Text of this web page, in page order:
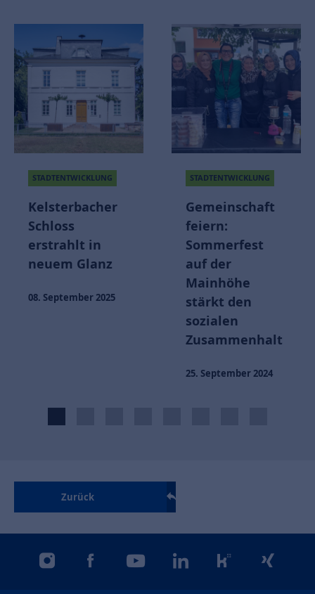
STADTENTWICKLUNG
Kelsterbacher
Schloss
erstrahlt in
neuem Glanz
08. September 2025
STADTENTWICKLUNG
Gemeinschaft
feiern:
Sommerfest
auf der
Mainhöhe
stärkt den
sozialen
Zusammenhalt
25. September 2024
Zurück
instagramfacebookyoutubelinkedinkununuxing